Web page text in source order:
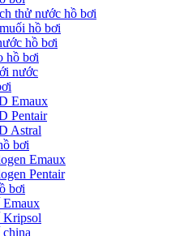
thử nước hồ bơi
hồ bơi
hồ bơi
hồ bơi
nước
Emaux
Pentair
Astral
bơi
Emaux
Pentair
bơi
Emaux
Kripsol